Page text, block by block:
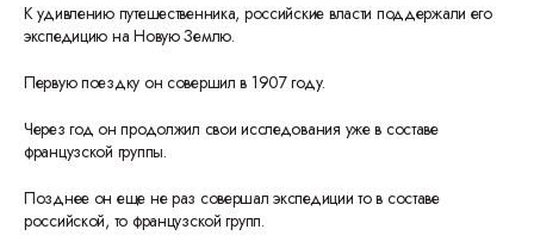
К удивлению путешественника, российские власти поддержали его
экспедицию на Новую Землю.
Первую поездку он совершил в 1907 году.
Через год он продолжил свои исследования уже в составе
французской группы.
Позднее он еще не раз совершал экспедиции то в составе
российской, то французской групп.